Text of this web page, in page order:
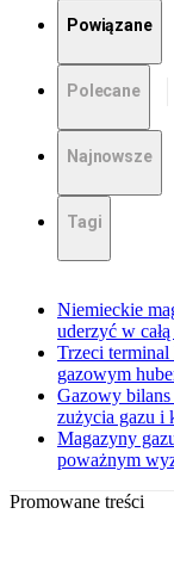
Powiązane
Polecane
Najnowsze
Tagi
Niemieckie
uderzyć w
Trzeci
gazowym
Gazowy
zużycia gazu i
Magazyny
poważnym
Promowane treści